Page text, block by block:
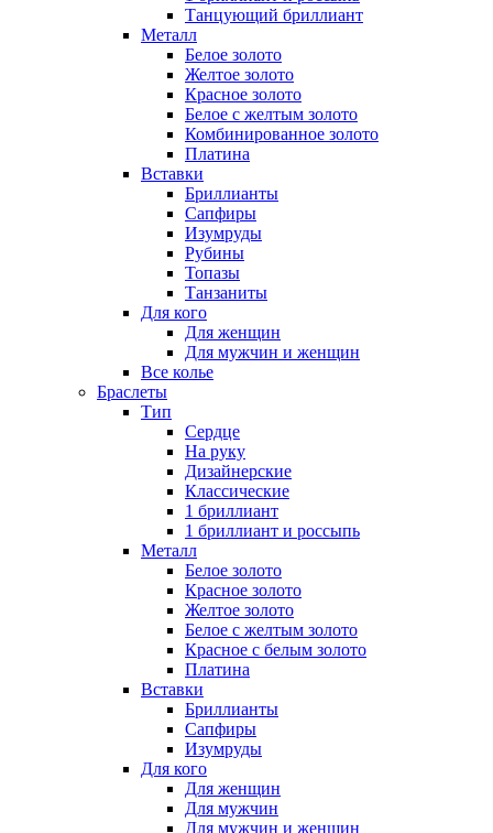
Танцующий бриллиант
Металл
Белое золото
Желтое золото
Красное золото
Белое с желтым золото
Комбинированное золото
Платина
Вставки
Бриллианты
Сапфиры
Изумруды
Рубины
Топазы
Танзаниты
Для кого
Для женщин
Для мужчин и женщин
Все колье
Браслеты
Тип
Сердце
На руку
Дизайнерские
Классические
1 бриллиант
1 бриллиант и россыпь
Металл
Белое золото
Красное золото
Желтое золото
Белое с желтым золото
Красное с белым золото
Платина
Вставки
Бриллианты
Сапфиры
Изумруды
Для кого
Для женщин
Для мужчин
Для мужчин и женщин